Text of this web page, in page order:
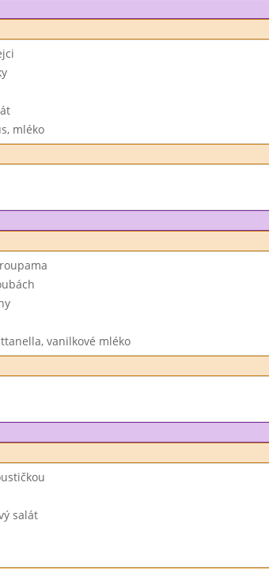
mléko
vanilkové mléko
salát